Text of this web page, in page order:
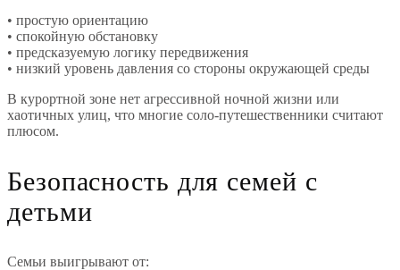
• простую ориентацию
• спокойную обстановку
• предсказуемую логику передвижения
• низкий уровень давления со стороны окружающей среды
В курортной зоне нет агрессивной ночной жизни или
хаотичных улиц, что многие соло-путешественники считают
плюсом.
Безопасность для семей с
детьми
Семьи выигрывают от: